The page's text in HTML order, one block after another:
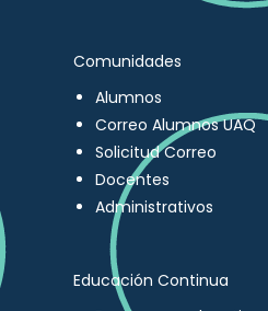
Comunidades
Alumnos
Correo Alumnos UAQ
Solicitud Correo
Docentes
Administrativos
Educación Continua